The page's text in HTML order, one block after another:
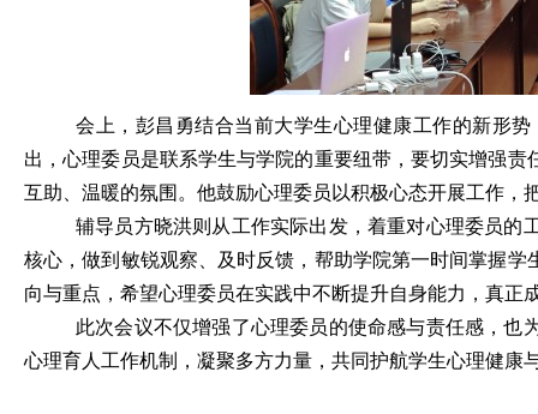
会上，彭昌勇结合当前大学生心理健康工作的新形
出，心理委员是联系学生与学院的重要纽带，要切实增强
互助、温暖的氛围。他鼓励心理委员以积极心态开展工作，
辅导员方晓洪则从工作实际出发，着重对心理委员的
核心，做到敏锐观察、及时反馈，帮助学院第一时间掌握
向与重点，希望心理委员在实践中不断提升自身能力，真正
此次会议不仅增强了心理委员的使命感与责任感，也
心理育人工作机制，凝聚多方力量，共同护航学生心理健康